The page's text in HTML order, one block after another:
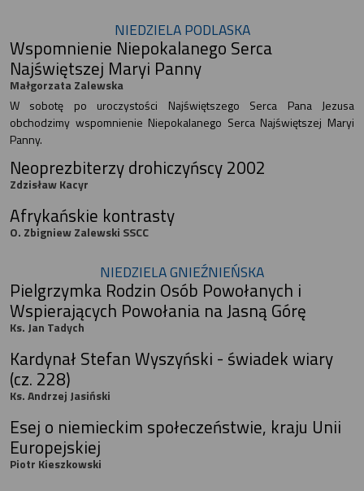
NIEDZIELA PODLASKA
Wspomnienie Niepokalanego Serca
Najświętszej Maryi Panny
Małgorzata Zalewska
W sobotę po uroczystości Najświętszego Serca Pana Jezusa
obchodzimy wspomnienie Niepokalanego Serca Najświętszej Maryi
Panny.
Neoprezbiterzy drohiczyńscy 2002
Zdzisław Kacyr
Afrykańskie kontrasty
O. Zbigniew Zalewski SSCC
NIEDZIELA GNIEŹNIEŃSKA
Pielgrzymka Rodzin Osób Powołanych i
Wspierających Powołania na Jasną Górę
Ks. Jan Tadych
Kardynał Stefan Wyszyński - świadek wiary
(cz. 228)
Ks. Andrzej Jasiński
Esej o niemieckim społeczeństwie, kraju Unii
Europejskiej
Piotr Kieszkowski